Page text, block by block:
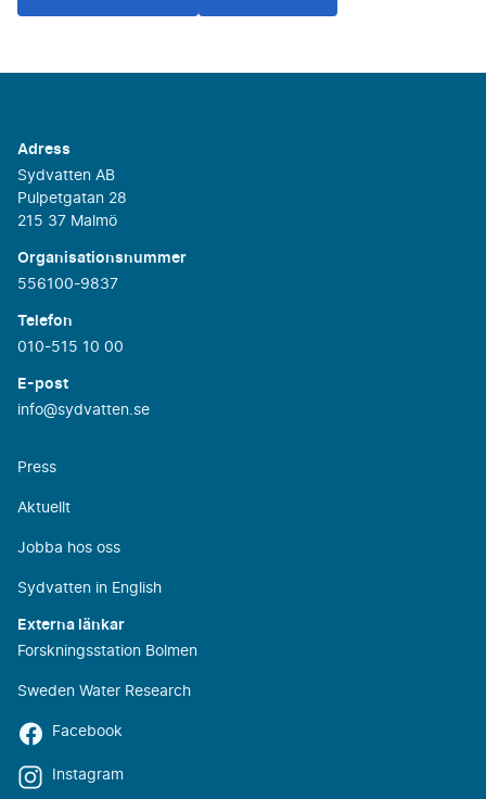
Adress
Sydvatten AB
Pulpetgatan 28
215 37 Malmö
Organisationsnummer
556100-9837
Telefon
010-515 10 00
E-post
info@sydvatten.se
Press
Aktuellt
Jobba hos oss
Sydvatten in English
Externa länkar
Forskningsstation Bolmen
Sweden Water Research
Facebook
Instagram